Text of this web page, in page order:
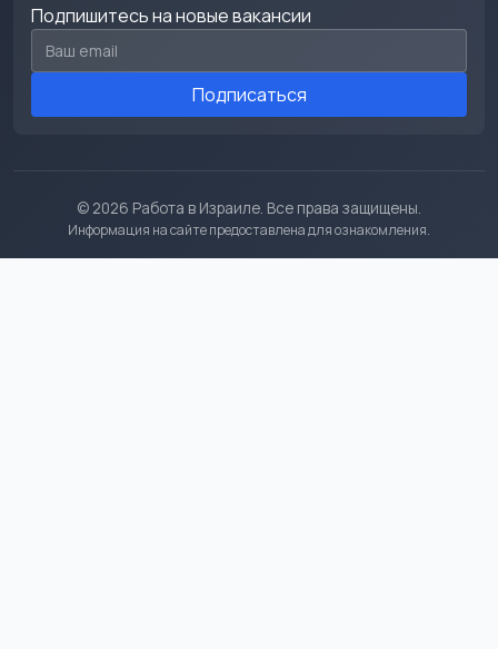
Подпишитесь на новые вакансии
Email для подписки
Подписаться
© 2026 Работа в Израиле. Все права защищены.
Информация на сайте предоставлена для ознакомления.